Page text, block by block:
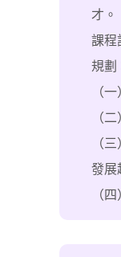
才。
課程
規劃
（
（
（
發展
（